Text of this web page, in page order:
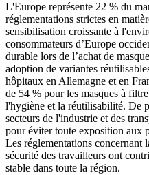
L'Europe représente 22 % du
réglementations strictes en
sensibilisation croissante à
consommateurs d’Europe
durable lors de l’achat de
adoption de variantes
hôpitaux en Allemagne et en
de 54 % pour les masques à
l'hygiène et la réutilisabilité. De
secteurs de l'industrie et des
pour éviter toute exposition aux
Les réglementations concernant
sécurité des travailleurs ont
stable dans toute la région.